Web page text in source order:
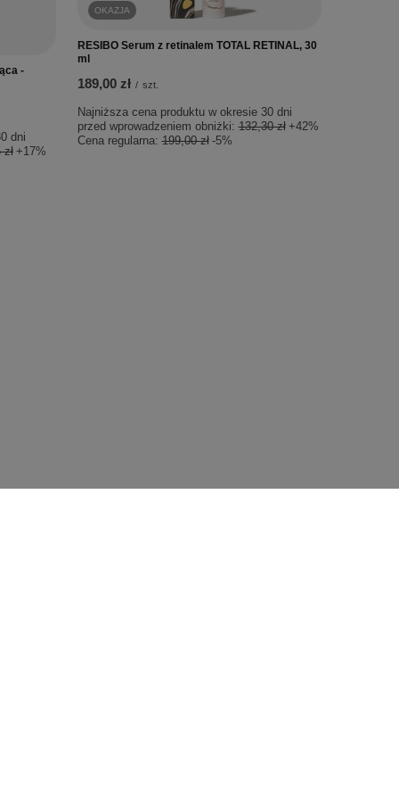
-
dni
zł +17%
OKAZJA
RESIBO Serum z retinalem TOTAL RETINAL, 30
ml
189,00 zł / szt.
Najniższa cena produktu w okresie 30 dni
przed wprowadzeniem obniżki:132,30 zł +42%
Cena regularna:199,00 zł -5%